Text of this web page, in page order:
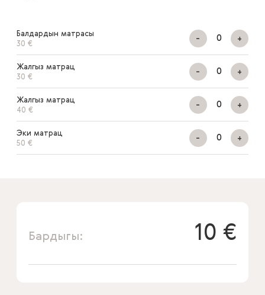
Балдардын матрасы
30 €
- +
Жалгыз матрац
30 €
- +
Жалгыз матрац
40 €
- +
Эки матрац
50 €
- +
Бардыгы: 10 €